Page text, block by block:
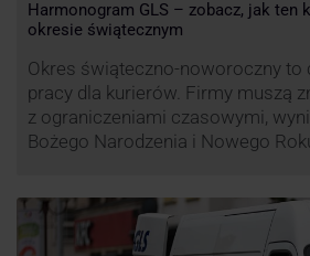
Harmonogram GLS – zobacz, jak ten
okresie świątecznym
Okres świąteczno-noworoczny to
pracy dla kurierów. Firmy muszą
z ograniczeniami czasowymi,
Bożego Narodzenia i Nowego
firm. Zobacz harmonogram GLS